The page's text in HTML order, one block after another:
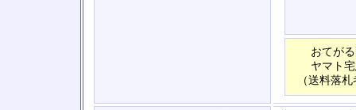
おてが
ヤマト
（送料落